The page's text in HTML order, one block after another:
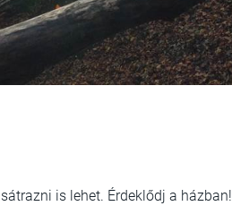
is lehet. Érdeklődj a házban!